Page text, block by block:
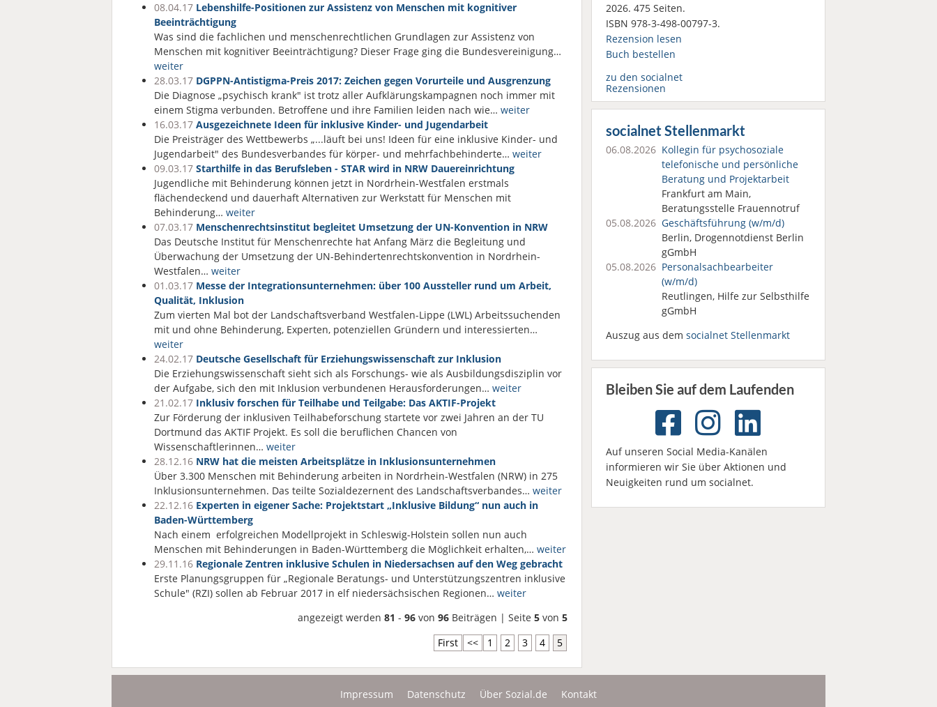
08.04.17 Lebenshilfe-Positionen zur Assistenz von Menschen mit kognitiver
Beeinträchtigung
Was sind die fachlichen und menschenrechtlichen Grundlagen zur Assistenz von
Menschen mit kognitiver Beeinträchtigung? Dieser Frage ging die Bundesvereinigung…
weiter
28.03.17 DGPPN-Antistigma-Preis 2017: Zeichen gegen Vorurteile und Ausgrenzung
Die Diagnose „psychisch krank" ist trotz aller Aufklärungskampagnen noch immer mit
einem Stigma verbunden. Betroffene und ihre Familien leiden nach wie… weiter
16.03.17 Ausgezeichnete Ideen für inklusive Kinder- und Jugendarbeit
Die Preisträger des Wettbewerbs „...läuft bei uns! Ideen für eine inklusive Kinder- und
Jugendarbeit" des Bundesverbandes für körper- und mehrfachbehinderte… weiter
09.03.17 Starthilfe in das Berufsleben - STAR wird in NRW Dauereinrichtung
Jugendliche mit Behinderung können jetzt in Nordrhein-Westfalen erstmals
flächendeckend und dauerhaft Alternativen zur Werkstatt für Menschen mit
Behinderung… weiter
07.03.17 Menschenrechtsinstitut begleitet Umsetzung der UN-Konvention in NRW
Das Deutsche Institut für Menschenrechte hat Anfang März die Begleitung und
Überwachung der Umsetzung der UN-Behindertenrechtskonvention in Nordrhein-
Westfalen… weiter
01.03.17 Messe der Integrationsunternehmen: über 100 Aussteller rund um Arbeit,
Qualität, Inklusion
Zum vierten Mal bot der Landschaftsverband Westfalen-Lippe (LWL) Arbeitssuchenden
mit und ohne Behinderung, Experten, potenziellen Gründern und interessierten…
weiter
24.02.17 Deutsche Gesellschaft für Erziehungswissenschaft zur Inklusion
Die Erziehungswissenschaft sieht sich als Forschungs- wie als Ausbildungsdisziplin vor
der Aufgabe, sich den mit Inklusion verbundenen Herausforderungen… weiter
21.02.17 Inklusiv forschen für Teilhabe und Teilgabe: Das AKTIF-Projekt
Zur Förderung der inklusiven Teilhabeforschung startete vor zwei Jahren an der TU
Dortmund das AKTIF Projekt. Es soll die beruflichen Chancen von
Wissenschaftlerinnen… weiter
28.12.16 NRW hat die meisten Arbeitsplätze in Inklusionsunternehmen
Über 3.300 Menschen mit Behinderung arbeiten in Nordrhein-Westfalen (NRW) in 275
Inklusionsunternehmen. Das teilte Sozialdezernent des Landschaftsverbandes… weiter
22.12.16 Experten in eigener Sache: Projektstart „Inklusive Bildung“ nun auch in
Baden-Württemberg
Nach einem erfolgreichen Modellprojekt in Schleswig-Holstein sollen nun auch
Menschen mit Behinderungen in Baden-Württemberg die Möglichkeit erhalten,… weiter
29.11.16 Regionale Zentren inklusive Schulen in Niedersachsen auf den Weg gebracht
Erste Planungsgruppen für „Regionale Beratungs- und Unterstützungszentren inklusive
Schule" (RZI) sollen ab Februar 2017 in elf niedersächsischen Regionen… weiter
angezeigt werden 81 - 96 von 96 Beiträgen | Seite 5 von 5
First
<< 1 2 3 4 5
2026. 475 Seiten.
ISBN 978-3-498-00797-3.
Rezension lesen
Buch bestellen
zu den socialnet
Rezensionen
socialnet Stellenmarkt
06.08.2026 Kollegin für psychosoziale
telefonische und persönliche
Beratung und Projektarbeit
Frankfurt am Main,
Beratungsstelle Frauennotruf
05.08.2026 Geschäftsführung (w/m/d)
Berlin, Drogennotdienst Berlin
gGmbH
05.08.2026 Personalsach­bearbeiter
(w/m/d)
Reutlingen, Hilfe zur Selbsthilfe
gGmbH
Auszug aus dem socialnet Stellenmarkt
Bleiben Sie auf dem Laufenden
Auf unseren Social Media-Kanälen
informieren wir Sie über Aktionen und
Neuigkeiten rund um socialnet.
Impressum Datenschutz Über Sozial.de Kontakt